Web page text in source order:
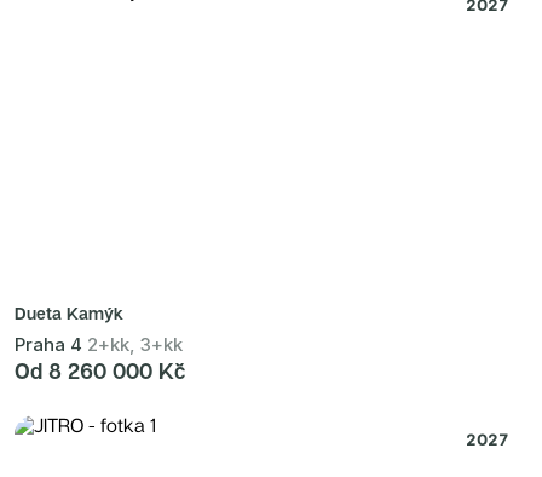
2027
Dueta Kamýk
Praha 4 2+kk, 3+kk
Od 8 260 000 Kč
2027